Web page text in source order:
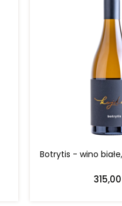
Botrytis - wino
315,00
DO